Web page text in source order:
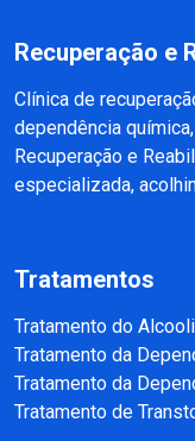
Recuperação e
Clínica de
dependência
Recuperação e
especializada,
Tratamentos
Tratamento do
Tratamento da
Tratamento da
Tratamento de